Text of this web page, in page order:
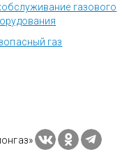
газового
газ